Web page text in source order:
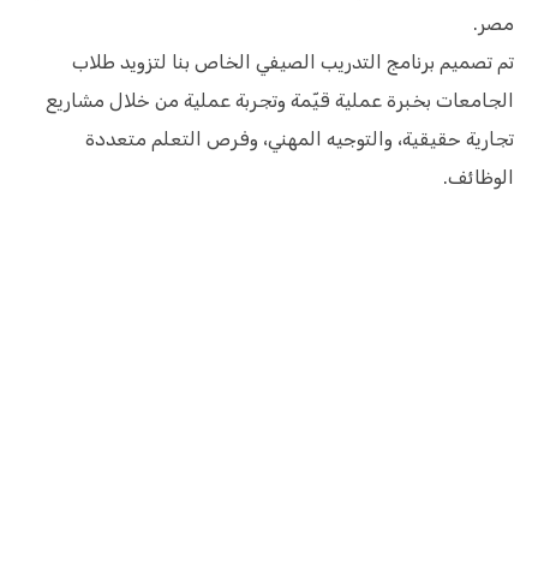
مصر.
تم تصميم برنامج التدريب الصيفي الخاص بنا لتزويد طلاب
الجامعات بخبرة عملية قيّمة وتجربة عملية من خلال مشاريع
تجارية حقيقية، والتوجيه المهني، وفرص التعلم متعددة
الوظائف.